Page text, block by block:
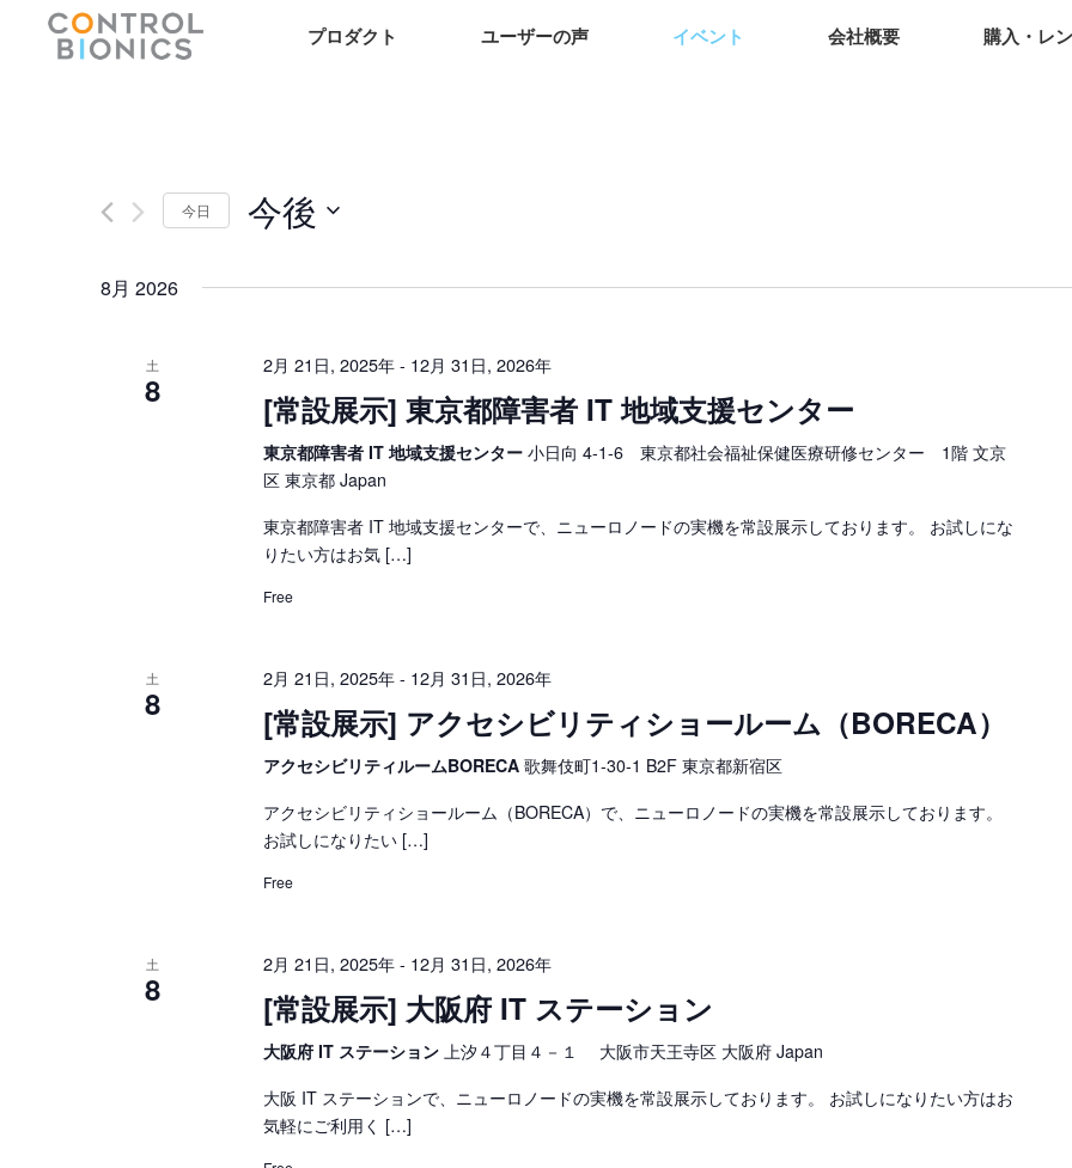
プロダクト ユーザーの声 イベント 会社概要 購入・レ
今日 今後
を
8月 2026
土
8
2月 21日, 2025年- 12月 31日, 2026年
[常設展示] 東京都障害者 IT 地域支援センター
東京都障害者 IT 地域支援センター 小日向 4-1-6 東京都社会福祉保健医療研修センター 1階 文京
区 東京都 Japan
東京都障害者 IT 地域支援センターで、ニューロノードの実機を常設展示しております。 お試しにな
りたい方はお気 […]
Free
土
8
2月 21日, 2025年- 12月 31日, 2026年
[常設展示] アクセシビリティショールーム（BORECA）
アクセシビリティルームBORECA 歌舞伎町1-30-1 B2F 東京都新宿区
アクセシビリティショールーム（BORECA）で、ニューロノードの実機を常設展示しております。
お試しになりたい […]
Free
土
8
2月 21日, 2025年- 12月 31日, 2026年
[常設展示] 大阪府 IT ステーション
大阪府 IT ステーション 上汐４丁目４－１ 大阪市天王寺区 大阪府 Japan
大阪 IT ステーションで、ニューロノードの実機を常設展示しております。 お試しになりたい方はお
気軽にご利用く […]